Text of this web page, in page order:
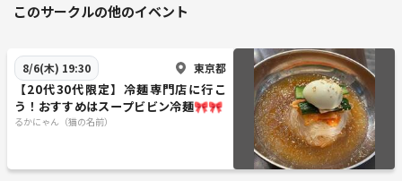
このサークルの他のイベント
8/6(木) 19:30 東京都
【20代30代限定】冷麺専門店に行こ
う！おすすめはスープビビン冷麺🎀🎀
るかにゃん（猫の名前）